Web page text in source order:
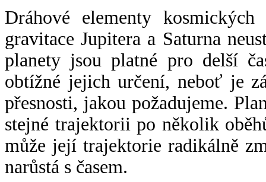
Dráhové elementy
gravitace Jupitera a Saturna
planety jsou platné pro delší
obtížné jejich určení, neboť je
přesnosti, jakou požadujeme.
stejné trajektorii po několik
může její trajektorie radikálně
narůstá s časem.